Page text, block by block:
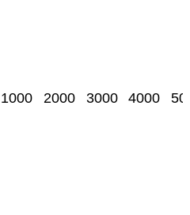
1000 2000 3000 4000